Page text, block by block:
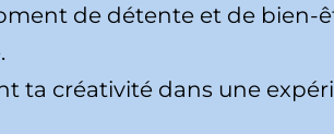
de détente et de bien-
ta créativité dans une